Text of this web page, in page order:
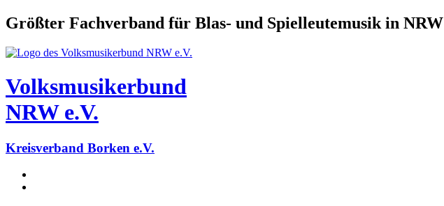
Größter Fachverband für Blas- und Spielleutemusik in NRW
Volksmusikerbund
NRW e.V.
Kreisverband Borken e.V.